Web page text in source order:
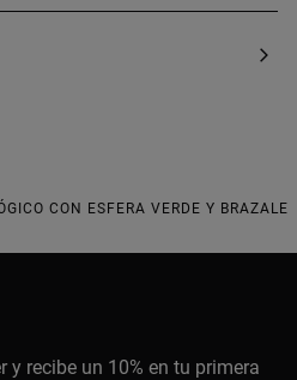
CON ESFERA VERDE Y
y recibe un 10% en tu primera